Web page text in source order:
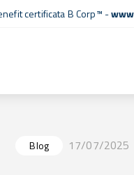
certificata B Corp™ -
Blog 17/07/2025